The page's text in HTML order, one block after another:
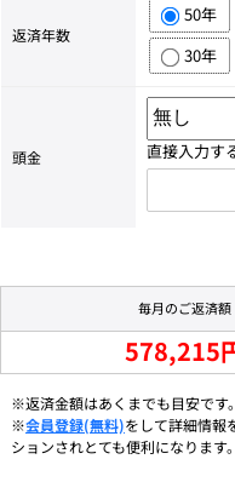
返済年数
50年
30年
頭金
直接入力す
毎月のご返済額
578,215
※返済金額はあくまでも目安です。
※会員登録(無料)をして詳細情報
ションされとても便利になります。